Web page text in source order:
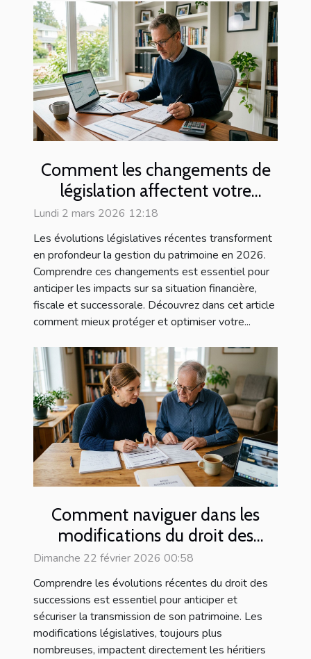
Comment les changements de
législation affectent votre
patrimoine en 2026 ?
Lundi 2 mars 2026 12:18
Les évolutions législatives récentes transforment
en profondeur la gestion du patrimoine en 2026.
Comprendre ces changements est essentiel pour
anticiper les impacts sur sa situation financière,
fiscale et successorale. Découvrez dans cet article
comment mieux protéger et optimiser votre...
Comment naviguer dans les
modifications du droit des
successions ?
Dimanche 22 février 2026 00:58
Comprendre les évolutions récentes du droit des
successions est essentiel pour anticiper et
sécuriser la transmission de son patrimoine. Les
modifications législatives, toujours plus
nombreuses, impactent directement les héritiers